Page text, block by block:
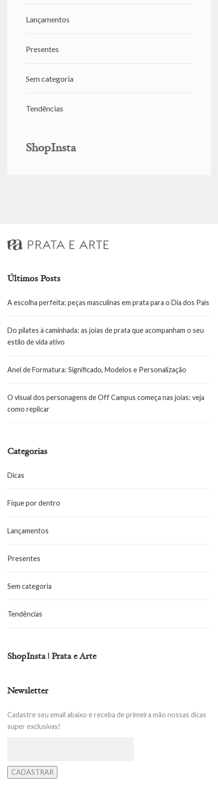
Lançamentos
Presentes
Sem categoria
Tendências
ShopInsta
Últimos Posts
A escolha perfeita: peças masculinas em prata para o Dia dos Pais
Do pilates à caminhada: as joias de prata que acompanham o seu
estilo de vida ativo
Anel de Formatura: Significado, Modelos e Personalização
O visual dos personagens de Off Campus começa nas joias: veja
como replicar
Categorias
Dicas
Fique por dentro
Lançamentos
Presentes
Sem categoria
Tendências
ShopInsta | Prata e Arte
Newsletter
Cadastre seu email abaixo e receba de primeira mão nossas dicas
super exclusivas!